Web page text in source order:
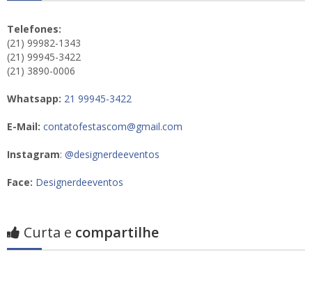
Telefones:
(21) 99982-1343
(21) 99945-3422
(21) 3890-0006
Whatsapp: 21 99945-3422
E-Mail: contatofestascom@gmail.com
Instagram: @designerdeeventos
Face: Designerdeeventos
Curta e compartilhe